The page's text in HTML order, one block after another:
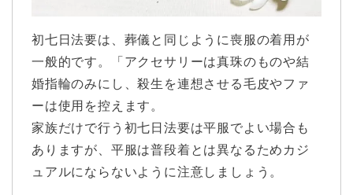
初七日法要は、葬儀と同じように喪服の着用が
一般的です。「アクセサリーは真珠のものや結
婚指輪のみにし、殺生を連想させる毛皮やファ
ーは使用を控えます。
家族だけで行う初七日法要は平服でよい場合も
ありますが、平服は普段着とは異なるためカジ
ュアルにならないように注意しましょう。